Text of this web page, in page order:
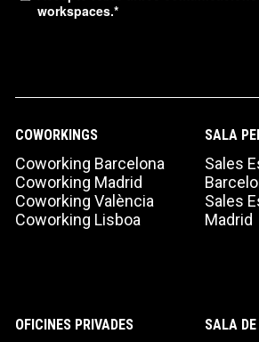
workspaces.*
COWORKINGS
Coworking Barcelona
Coworking Madrid
Coworking València
Coworking Lisboa
SALA
Sales
Sales
Madrid
OFICINES PRIVADES SALA